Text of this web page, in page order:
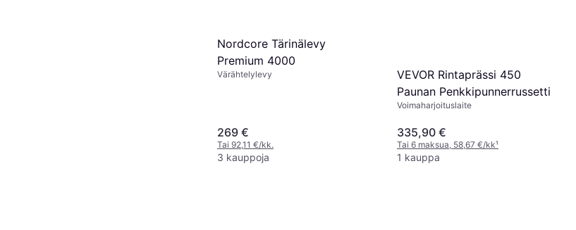
Nordcore Tärinälevy
Premium 4000
Värähtelylevy
269 €
Tai 92,11 €/kk.
3 kauppoja
VEVOR Rintaprässi 450
Paunan Penkkipunnerrussetti
Voimaharjoituslaite
335,90 €
Tai 6 maksua, 58,67 €/kk¹
1 kauppa